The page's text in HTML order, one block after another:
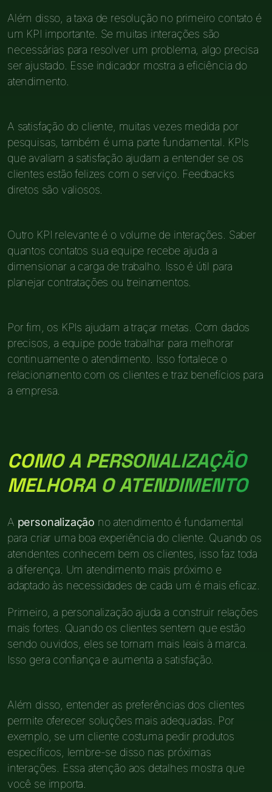
Além disso, a taxa de resolução no primeiro contato é
um KPI importante. Se muitas interações são
necessárias para resolver um problema, algo precisa
ser ajustado. Esse indicador mostra a eficiência do
atendimento.
A satisfação do cliente, muitas vezes medida por
pesquisas, também é uma parte fundamental. KPIs
que avaliam a satisfação ajudam a entender se os
clientes estão felizes com o serviço. Feedbacks
diretos são valiosos.
Outro KPI relevante é o volume de interações. Saber
quantos contatos sua equipe recebe ajuda a
dimensionar a carga de trabalho. Isso é útil para
planejar contratações ou treinamentos.
Por fim, os KPIs ajudam a traçar metas. Com dados
precisos, a equipe pode trabalhar para melhorar
continuamente o atendimento. Isso fortalece o
relacionamento com os clientes e traz benefícios para
a empresa.
COMO A PERSONALIZAÇÃO
MELHORA O ATENDIMENTO
A personalização no atendimento é fundamental
para criar uma boa experiência do cliente. Quando os
atendentes conhecem bem os clientes, isso faz toda
a diferença. Um atendimento mais próximo e
adaptado às necessidades de cada um é mais eficaz.
Primeiro, a personalização ajuda a construir relações
mais fortes. Quando os clientes sentem que estão
sendo ouvidos, eles se tornam mais leais à marca.
Isso gera confiança e aumenta a satisfação.
Além disso, entender as preferências dos clientes
permite oferecer soluções mais adequadas. Por
exemplo, se um cliente costuma pedir produtos
específicos, lembre-se disso nas próximas
interações. Essa atenção aos detalhes mostra que
você se importa.